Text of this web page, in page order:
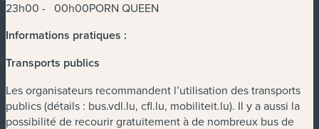
23h00 - 00h00PORN QUEEN
Informations pratiques :
Transports publics
Les organisateurs recommandent l’utilisation des transports
publics (détails : bus.vdl.lu, cfl.lu, mobiliteit.lu). Il y a aussi la
possibilité de recourir gratuitement à de nombreux bus de